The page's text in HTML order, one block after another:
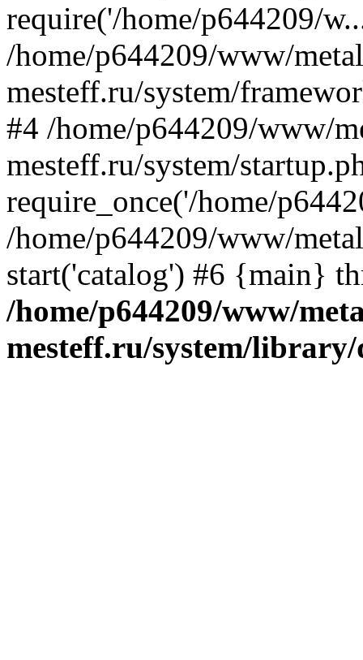
require('/home/p644209/
/home/p644209/www/
mesteff.ru/system/
#4 /home/p644209/www/
mesteff.ru/system/
require_once('/home/
/home/p644209/www/
start('catalog') #6 {main}
/home/p644209/www/
mesteff.ru/system/